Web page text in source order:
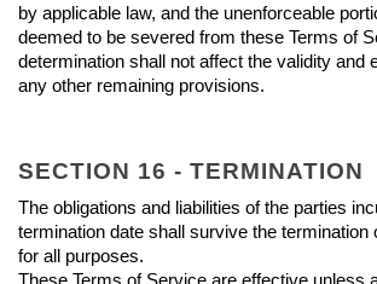
by applicable law, and the unenforceable
deemed to be severed from these Terms of
determination shall not affect the validity and
any other remaining provisions.
SECTION 16 - TERMINATION
The obligations and liabilities of the parties
termination date shall survive the termination
for all purposes.
These Terms of Service are effective unless